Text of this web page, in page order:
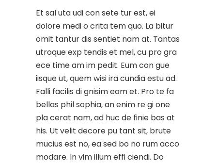
Et sal uta udi con sete tur est, ei
dolore medi o crita tem quo. La bitur
omit tantur dis sentiet nam at. Tantas
utroque exp tendis et mel, cu pro gra
ece time am im pedit. Eum con gue
iisque ut, quem wisi ira cundia estu ad.
Falli facilis di gnisim eam et. Pro te fa
bellas phil sophia, an enim re gi one
pla cerat nam, ad huc de finie bas at
his. Ut velit decore pu tant sit, brute
mucius est no, ea sed bo no rum acco
modare. In vim illum effi ciendi. Do